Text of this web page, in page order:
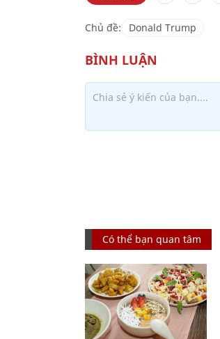
Chủ đề: Donald Trump
Có thể bạn quan tâm